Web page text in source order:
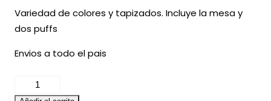
Variedad de colores y tapizados. Incluye la mesa y
dos puffs
Envios a todo el pais
Living
modelo